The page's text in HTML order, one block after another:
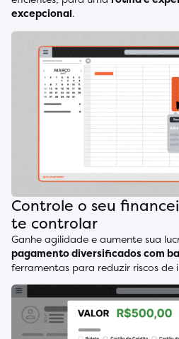
excepcional.
Controle o seu
te controlar
Ganhe agilidade e aumente sua
pagamento diversificados com
ferramentas para reduzir riscos de